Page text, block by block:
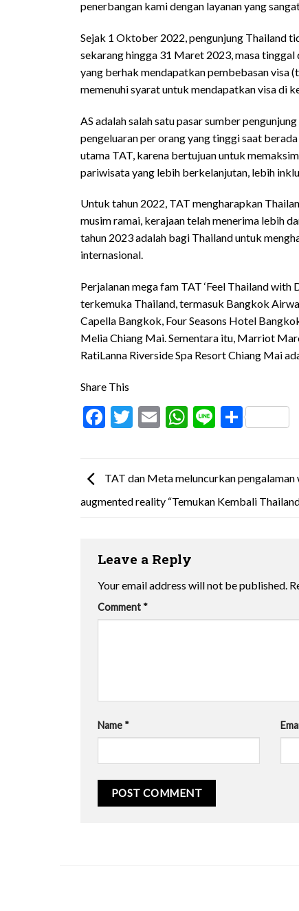
penerbangan kami dengan layanan yang
Sejak 1 Oktober 2022, pengunjung Thailand
sekarang hingga 31 Maret 2023, masa
yang berhak mendapatkan pembebasan visa
memenuhi syarat untuk mendapatkan visa di
AS adalah salah satu pasar sumber
pengeluaran per orang yang tinggi saat
utama TAT, karena bertujuan untuk
pariwisata yang lebih berkelanjutan, lebih
Untuk tahun 2022, TAT mengharapkan
musim ramai, kerajaan telah menerima lebih
tahun 2023 adalah bagi Thailand untuk
internasional.
Perjalanan mega fam TAT ‘Feel Thailand
terkemuka Thailand, termasuk Bangkok
Capella Bangkok, Four Seasons Hotel
Melia Chiang Mai. Sementara itu, Marriot
RatiLanna Riverside Spa Resort Chiang Mai
Share This
Facebook
Twitter
EmailWhatsApp
LineShare
TAT dan Meta meluncurkan pengalaman
augmented reality “Temukan Kembali
Leave a Reply
Your email address will not be published.
Comment *
Name *